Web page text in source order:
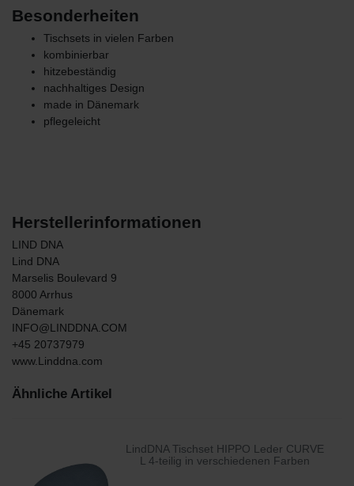
Besonderheiten
Tischsets in vielen Farben
kombinierbar
hitzebeständig
nachhaltiges Design
made in Dänemark
pflegeleicht
Herstellerinformationen
LIND DNA
Lind DNA
Marselis Boulevard 9
8000 Arrhus
Dänemark
INFO@LINDDNA.COM
+45 20737979
www.Linddna.com
Ähnliche Artikel
LindDNA Tischset HIPPO Leder CURVE
L 4-teilig in verschiedenen Farben